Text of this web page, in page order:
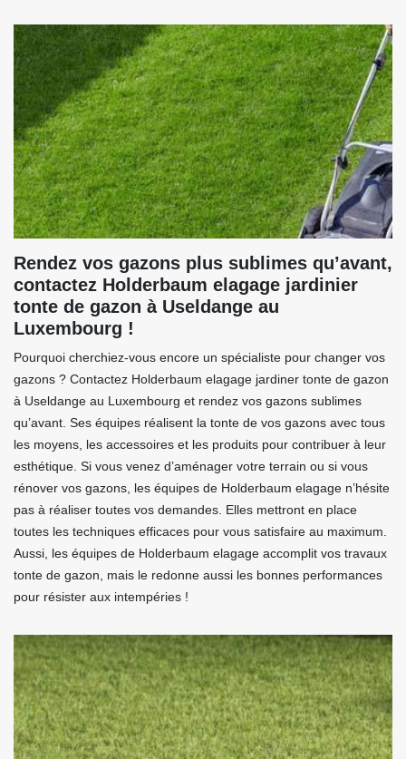
Rendez vos gazons plus sublimes qu’avant,
contactez Holderbaum elagage jardinier
tonte de gazon à Useldange au
Luxembourg !
Pourquoi cherchiez-vous encore un spécialiste pour changer vos
gazons ? Contactez Holderbaum elagage jardiner tonte de gazon
à Useldange au Luxembourg et rendez vos gazons sublimes
qu’avant. Ses équipes réalisent la tonte de vos gazons avec tous
les moyens, les accessoires et les produits pour contribuer à leur
esthétique. Si vous venez d’aménager votre terrain ou si vous
rénover vos gazons, les équipes de Holderbaum elagage n’hésite
pas à réaliser toutes vos demandes. Elles mettront en place
toutes les techniques efficaces pour vous satisfaire au maximum.
Aussi, les équipes de Holderbaum elagage accomplit vos travaux
tonte de gazon, mais le redonne aussi les bonnes performances
pour résister aux intempéries !